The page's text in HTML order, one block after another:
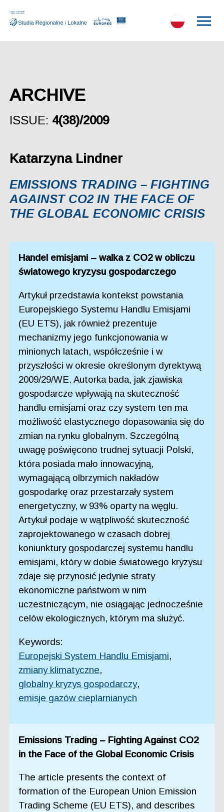
ARCHIVE
ISSUE: 4(38)/2009
Katarzyna Lindner
EMISSIONS TRADING – FIGHTING
AGAINST CO2 IN THE FACE OF
THE GLOBAL ECONOMIC CRISIS
Handel emisjami – walka z CO2 w obliczu
światowego kryzysu gospodarczego
Artykuł przedstawia kontekst powstania
Europejskiego Systemu Handlu Emisjami
(EU ETS), jak również prezentuje
mechanizmy jego funkcjonowania w
minionych latach, współcześnie i w
przyszłości w okresie określonym dyrektywą
2009/29/WE. Autorka bada, jak zjawiska
gospodarcze wpływają na skuteczność
handlu emisjami oraz czy system ten ma
możliwość elastycznego dopasowania się do
zmian na rynku globalnym. Szczególną
uwagę poświęcono trudnej sytuacji Polski,
która posiada mało innowacyjną,
wymagającą olbrzymich nakładów
gospodarkę oraz przestarzały system
energetyczny, w 93% oparty na węglu.
Artykuł podaje w wątpliwość skuteczność
zaprojektowanego w czasach dobrej
koniunktury gospodarczej systemu handlu
emisjami, który w dobie światowego kryzysu
zdaje się przynosić jedynie straty
ekonomiczne państwom w nim
uczestniczącym, nie osiągając jednocześnie
celów ekologicznych, którym ma służyć.
Keywords:
Europejski System Handlu Emisjami,
zmiany klimatyczne,
globalny kryzys gospodarczy,
emisje gazów cieplarnianych
Emissions Trading – Fighting Against CO2
in the Face of the Global Economic Crisis
The article presents the context of
formation of the European Union Emission
Trading Scheme (EU ETS), and describes